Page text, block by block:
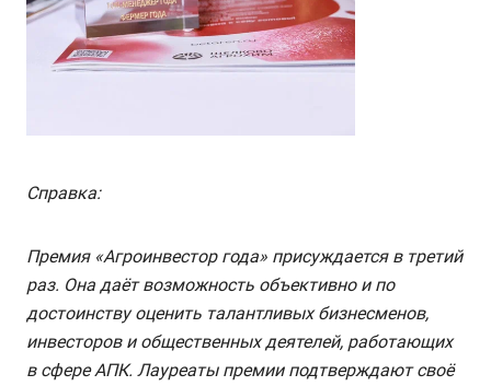
Справка:
Премия «Агроинвестор года» присуждается в третий
раз. Она даёт возможность объективно и по
достоинству оценить талантливых бизнесменов,
инвесторов и общественных деятелей, работающих
в сфере АПК. Лауреаты премии подтверждают своё